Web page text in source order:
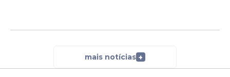
mais notícias +